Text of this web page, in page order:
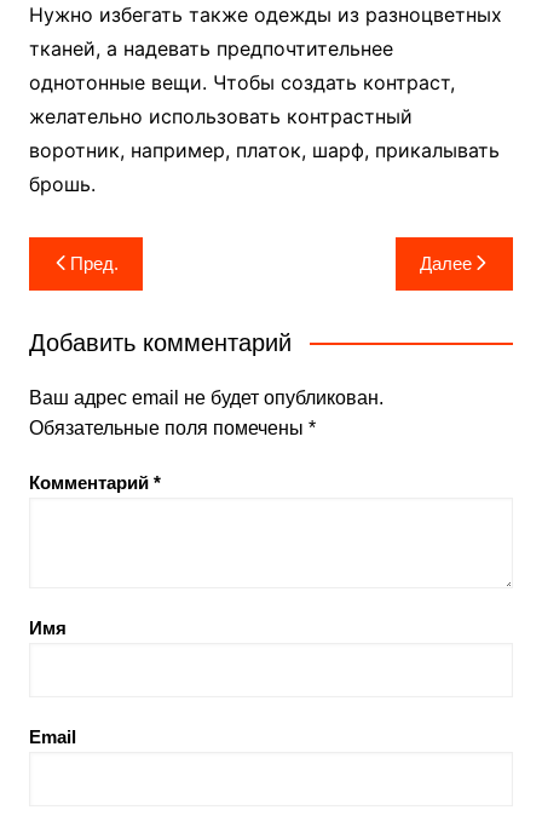
Нужно избегать также одежды из разноцветных
тканей, а надевать предпочтительнее
однотонные вещи. Чтобы создать контраст,
желательно использовать контрастный
воротник, например, платок, шарф, прикалывать
брошь.
Навигация
по
записям
Пред. Далее
Добавить комментарий
Ваш адрес email не будет опубликован.
Обязательные поля помечены *
Комментарий *
Имя
Email